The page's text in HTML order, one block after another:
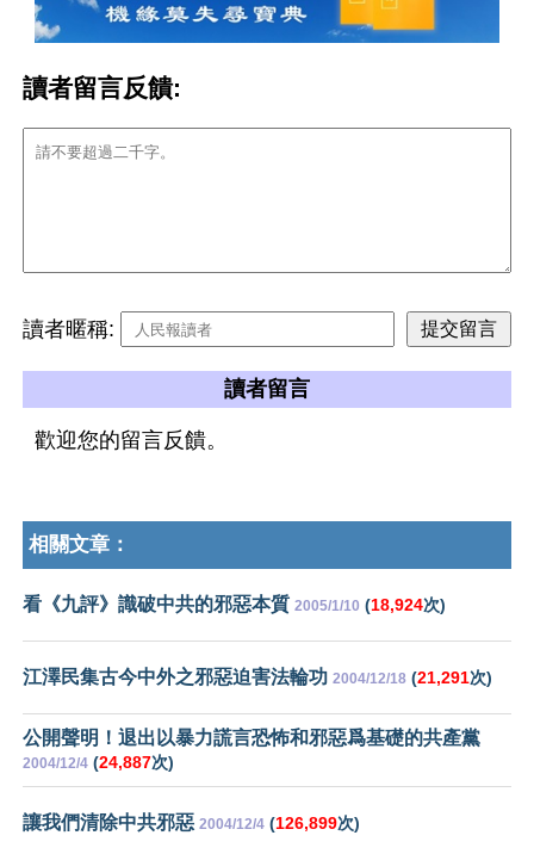
讀者留言反饋:
讀者暱稱:
讀者留言
歡迎您的留言反饋。
相關文章：
看《九評》識破中共的邪惡本質 2005/1/10 (18,924次)
江澤民集古今中外之邪惡迫害法輪功 2004/12/18 (21,291次)
公開聲明！退出以暴力謊言恐怖和邪惡爲基礎的共產黨
2004/12/4 (24,887次)
讓我們清除中共邪惡 2004/12/4 (126,899次)